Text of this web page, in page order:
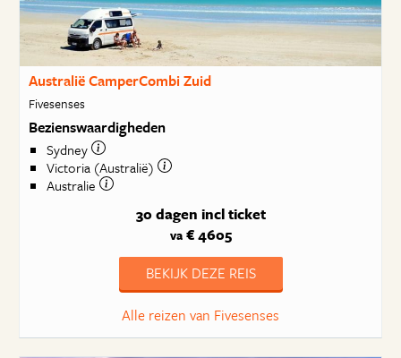
Australië CamperCombi Zuid
Fivesenses
Bezienswaardigheden
Sydney
Victoria (Australië)
Australie
30 dagen incl ticket
va€ 4605
BEKIJK DEZE REIS
Alle reizen van Fivesenses